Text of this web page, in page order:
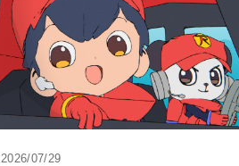
2026/07/29